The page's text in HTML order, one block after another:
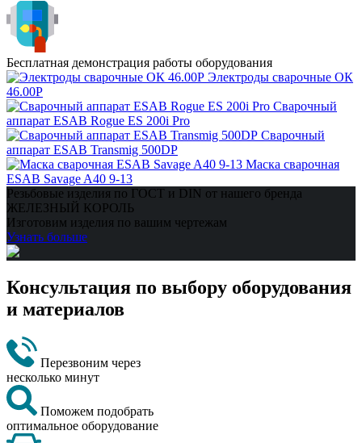
Бесплатная демонстрация работы оборудования
Электроды сварочные ОК
46.00Р
Сварочный
аппарат ESAB Rogue ES 200i Pro
Сварочный
аппарат ESAB Transmig 500DP
Маска сварочная
ESAB Savage A40 9-13
Резьбовые изделия по ГОСТ и DIN от нашего бренда
ЖЕЛЕЗНЫЙ КОРОЛЬ
Изготовим изделия по вашим чертежам
Узнать больше
Консультация по выбору оборудования
и материалов
Перезвоним через
несколько минут
Поможем подобрать
оптимальное оборудование